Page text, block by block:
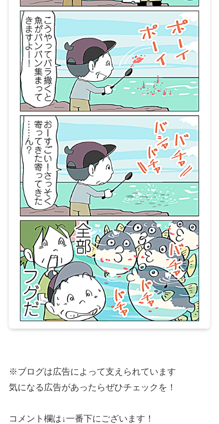
※ブログは広告によって支えられています
気になる広告があったらぜひチェックを！
コメント欄は↓一番下にございます！